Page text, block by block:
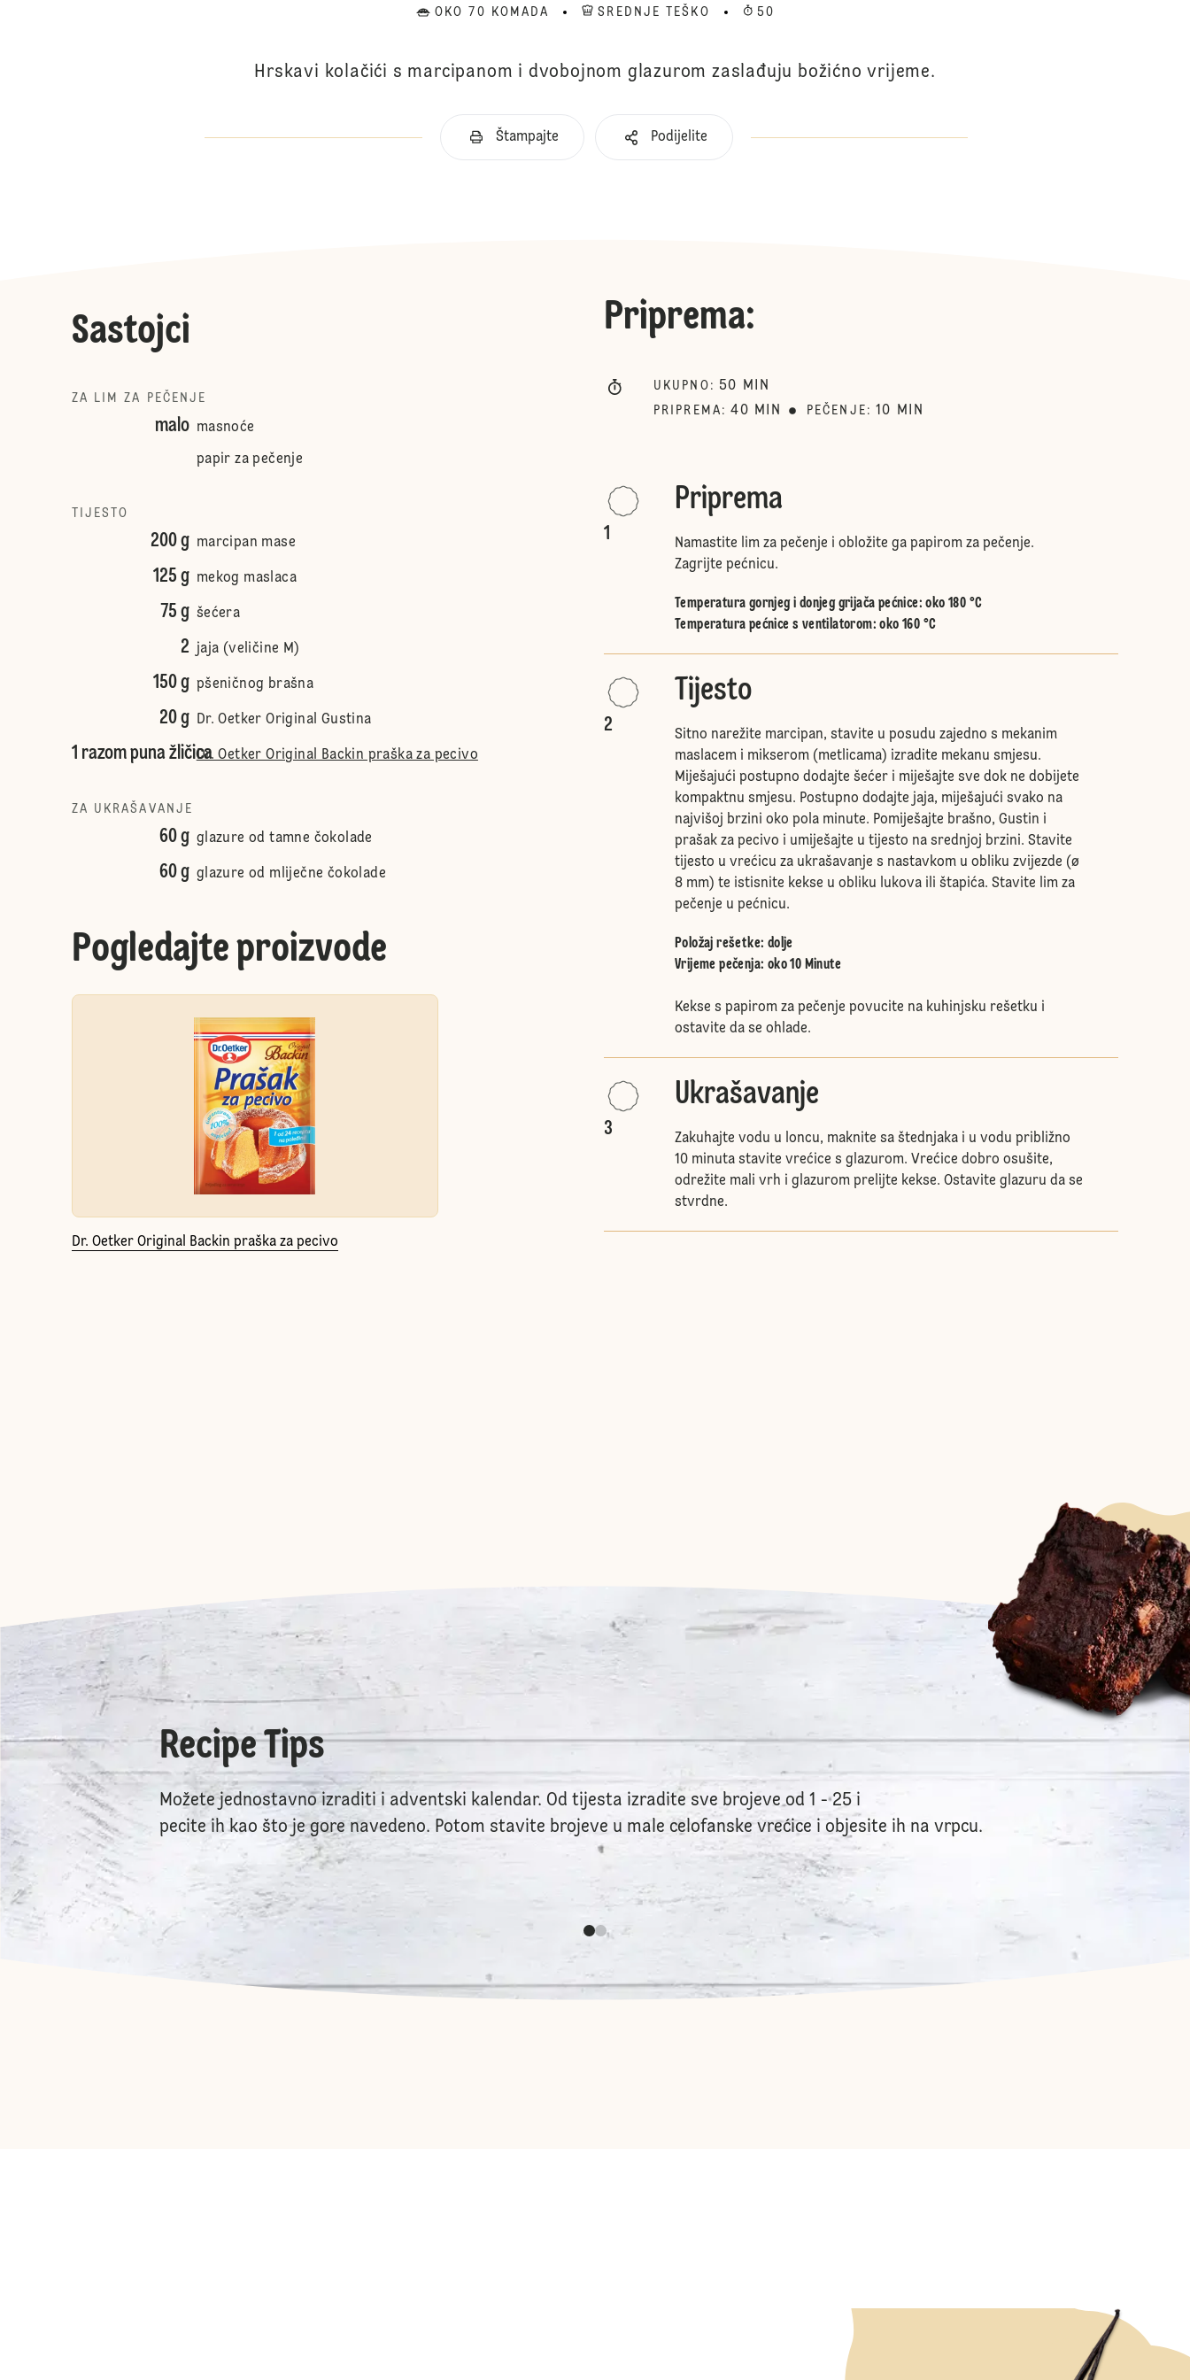
OKO 70 KOMADA SREDNJE TEŠKO 50
Hrskavi kolačići s marcipanom i dvobojnom glazurom zaslađuju božićno vrijeme.
Štampajte Podijelite
Sastojci
ZA LIM ZA PEČENJE
malo masnoće
papir za pečenje
TIJESTO
200 g marcipan mase
125 g mekog maslaca
75 g šećera
2 jaja (veličine M)
150 g pšeničnog brašna
20 g Dr. Oetker Original Gustina
1 razom puna žličicaDr. Oetker Original Backin praška za pecivo
ZA UKRAŠAVANJE
60 g glazure od tamne čokolade
60 g glazure od mliječne čokolade
Pogledajte proizvode
Dr. Oetker Original Backin praška za pecivo
Priprema:
UKUPNO : 50 MIN
PRIPREMA : 40 MIN PEČENJE : 10 MIN
1
Priprema
Namastite lim za pečenje i obložite ga papirom za pečenje.
Zagrijte pećnicu.
Temperatura gornjeg i donjeg grijača pećnice: oko 180 °C
Temperatura pećnice s ventilatorom: oko 160 °C
2
Tijesto
Sitno narežite marcipan, stavite u posudu zajedno s mekanim
maslacem i mikserom (metlicama) izradite mekanu smjesu.
Miješajući postupno dodajte šećer i miješajte sve dok ne dobijete
kompaktnu smjesu. Postupno dodajte jaja, miješajući svako na
najvišoj brzini oko pola minute. Pomiješajte brašno, Gustin i
prašak za pecivo i umiješajte u tijesto na srednjoj brzini. Stavite
tijesto u vrećicu za ukrašavanje s nastavkom u obliku zvijezde (ø
8 mm) te istisnite kekse u obliku lukova ili štapića. Stavite lim za
pečenje u pećnicu.
Položaj rešetke: dolje
Vrijeme pečenja: oko 10 Minute
Kekse s papirom za pečenje povucite na kuhinjsku rešetku i
ostavite da se ohlade.
3
Ukrašavanje
Zakuhajte vodu u loncu, maknite sa štednjaka i u vodu približno
10 minuta stavite vrećice s glazurom. Vrećice dobro osušite,
odrežite mali vrh i glazurom prelijte kekse. Ostavite glazuru da se
stvrdne.
Recipe Tips
Možete jednostavno izraditi i adventski kalendar. Od tijesta izradite sve brojeve od 1 - 25 i
pecite ih kao što je gore navedeno. Potom stavite brojeve u male celofanske vrećice i objesite ih na vrpcu.